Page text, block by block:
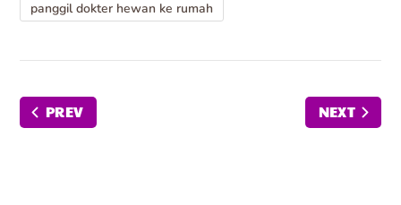
panggil dokter hewan ke rumah
PREV NEXT